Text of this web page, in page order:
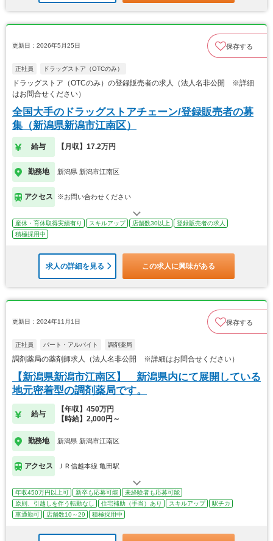
更新日：2026年5月25日 保存する
正社員 ドラッグストア（OTCのみ）
ドラッグストア（OTCのみ）の登録販売者の求人（法人名非公開 ※詳細
はお問合せください）
全国大手のドラッグストアチェーン/登録販売者の募
集（新潟県新潟市江南区）
給与 【月収】17.2万円
勤務地 新潟県 新潟市江南区
アクセス ※お問い合わせください
産休・育休取得実績有り スキルアップ 店舗数30以上
登録販売者の求人
積極採用中
求人の詳細を見る この求人に興味がある
更新日：2024年11月1日 保存する
正社員 パート・アルバイト 調剤薬局
調剤薬局の薬剤師求人（法人名非公開 ※詳細はお問合せください）
【新潟県新潟市江南区】 新潟県内にて展開している
地元密着型の調剤薬局です。
給与
【年収】450万円
【時給】2,000円～
勤務地 新潟県 新潟市江南区
アクセス ＪＲ信越本線 亀田駅
年収450万円以上可 新卒も応募可能
未経験者も応募可能
原則、引越しを伴う転勤なし
住宅補助（手当）あり スキルアップ
駅チカ
車通勤可
店舗数10～29 積極採用中